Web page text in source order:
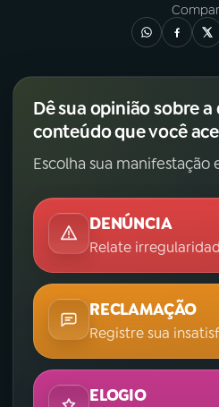
Dê sua opinião sobre
conteúdo que você
Escolha sua
DENÚNCIA
Relate
RECLAMAÇÃO
Registre sua
ELOGIO